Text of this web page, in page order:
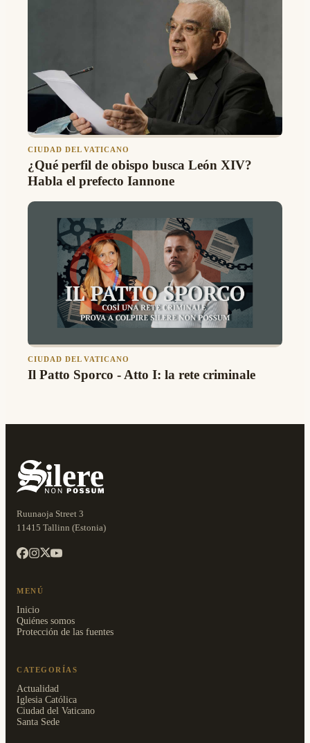
CIUDAD DEL VATICANO
¿Qué perfil de obispo busca León XIV?
Habla el prefecto Iannone
CIUDAD DEL VATICANO
Il Patto Sporco - Atto I: la rete criminale
Ruunaoja Street 3
11415 Tallinn (Estonia)
MENÚ
Inicio
Quiénes somos
Protección de las fuentes
CATEGORÍAS
Actualidad
Iglesia Católica
Ciudad del Vaticano
Santa Sede